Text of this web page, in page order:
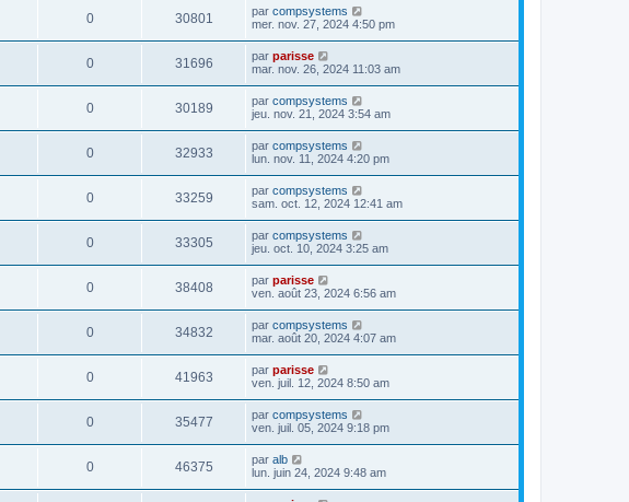
0 30801 par compsystems
mer. nov. 27, 2024 4:50 pm
0 31696 par parisse
mar. nov. 26, 2024 11:03 am
0 30189 par compsystems
jeu. nov. 21, 2024 3:54 am
0 32933 par compsystems
lun. nov. 11, 2024 4:20 pm
0 33259 par compsystems
sam. oct. 12, 2024 12:41 am
0 33305 par compsystems
jeu. oct. 10, 2024 3:25 am
0 38408 par parisse
ven. août 23, 2024 6:56 am
0 34832 par compsystems
mar. août 20, 2024 4:07 am
0 41963 par parisse
ven. juil. 12, 2024 8:50 am
0 35477 par compsystems
ven. juil. 05, 2024 9:18 pm
0 46375 par alb
lun. juin 24, 2024 9:48 am